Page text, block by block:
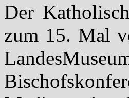
Der
zum 15. Mal